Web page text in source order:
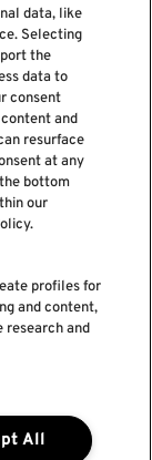
data, like
Selecting
the
data to
consent
and
resurface
at any
bottom
our
profiles for
and content,
research and
All